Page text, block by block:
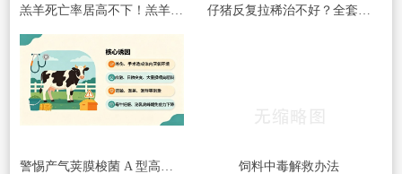
羔羊死亡率居高不下！羔羊常见5大杀手病，早发现、早预防，少伤亡！​
饲料中毒解救办法